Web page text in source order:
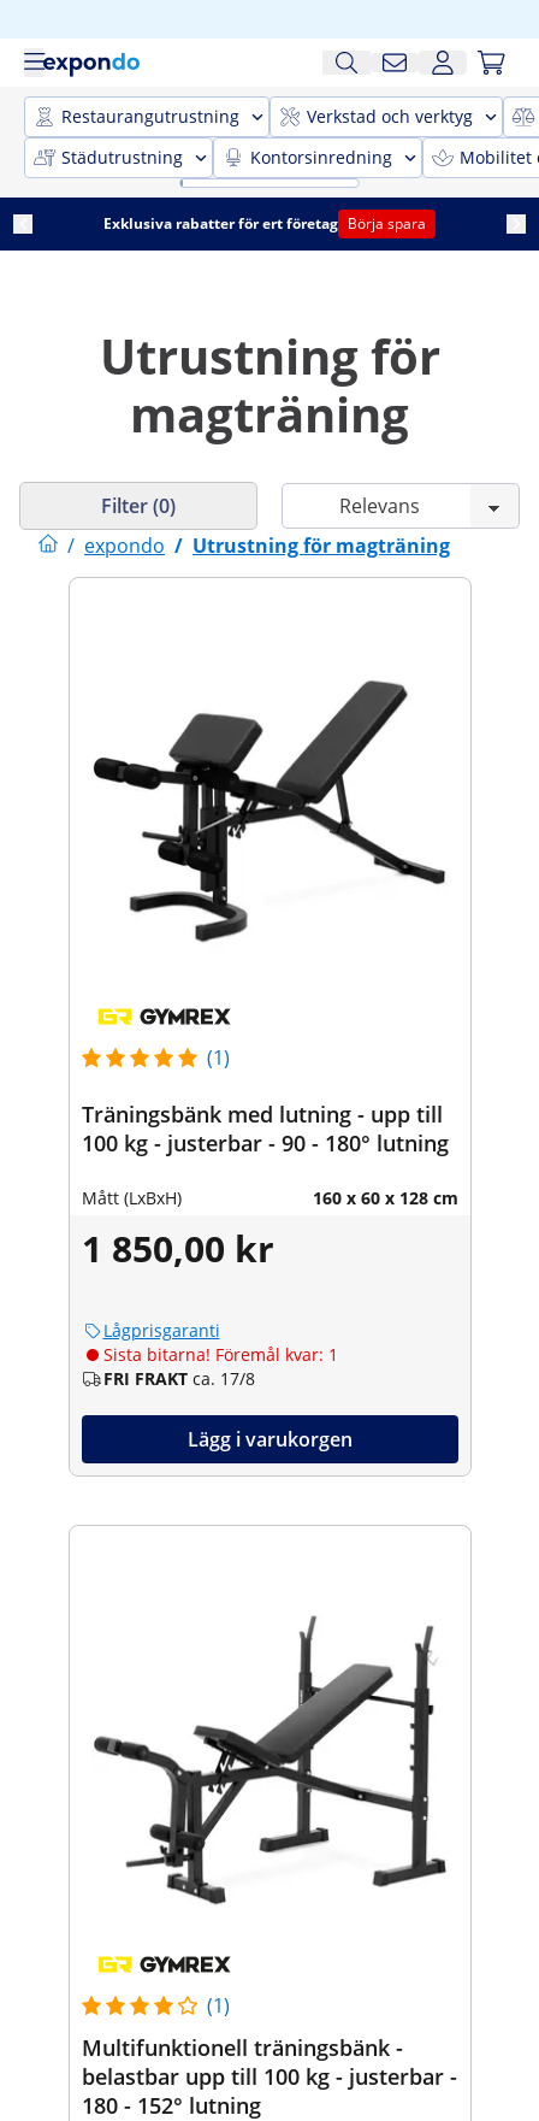
Restaurangutrustning
Verkstad och verktyg
Städutrustning
Kontorsinredning Mobilitet
Exklusiva rabatter för ert företag Börja spara
Utrustning för
magträning
/ expondo / Utrustning för magträning
Filter (0)
(1)
Träningsbänk med lutning - upp till
100 kg - justerbar - 90 - 180° lutning
Mått (LxBxH) 160 x 60 x 128 cm
1 850,00 kr
Lågprisgaranti
Sista bitarna! Föremål kvar: 1
FRI FRAKT ca. 17/8
Lägg i varukorgen
(1)
Multifunktionell träningsbänk -
belastbar upp till 100 kg - justerbar -
180 - 152° lutning